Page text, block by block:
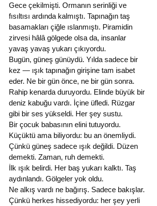
Gece çekilmişti. Ormanın serinliği ve
fısıltısı ardında kalmıştı. Tapınağın taş
basamakları çiğle ıslanmıştı. Piramidin
zirvesi hâlâ gölgede olsa da, insanlar
yavaş yavaş yukarı çıkıyordu.
Bugün, güneş günüydü. Yılda sadece bir
kez — ışık tapınağın girişine tam isabet
eder. Ne bir gün önce, ne bir gün sonra.
Rahip kenarda duruyordu. Elinde büyük bir
deniz kabuğu vardı. İçine üfledi. Rüzgar
gibi bir ses yükseldi. Her şey sustu.
Bir çocuk babasının elini tutuyordu.
Küçüktü ama biliyordu: bu an önemliydi.
Çünkü güneş sadece ışık değildi. Düzen
demekti. Zaman, ruh demekti.
İlk ışık belirdi. Her baş yukarı kalktı. Taş
aydınlandı. Gölgeler yok oldu.
Ne alkış vardı ne bağırış. Sadece bakışlar.
Çünkü herkes hissediyordu: her şey yerli